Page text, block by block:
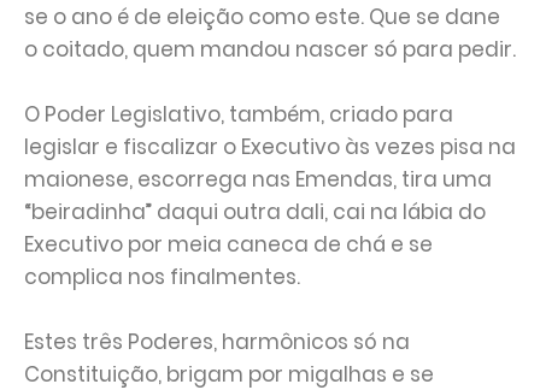
se o ano é de eleição como este. Que se dane
o coitado, quem mandou nascer só para pedir.
O Poder Legislativo, também, criado para
legislar e fiscalizar o Executivo às vezes pisa na
maionese, escorrega nas Emendas, tira uma
“beiradinha” daqui outra dali, cai na lábia do
Executivo por meia caneca de chá e se
complica nos finalmentes.
Estes três Poderes, harmônicos só na
Constituição, brigam por migalhas e se